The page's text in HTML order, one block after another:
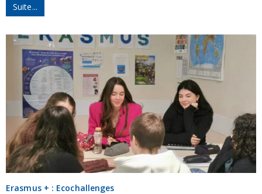
Suite...
Erasmus + : Ecochallenges